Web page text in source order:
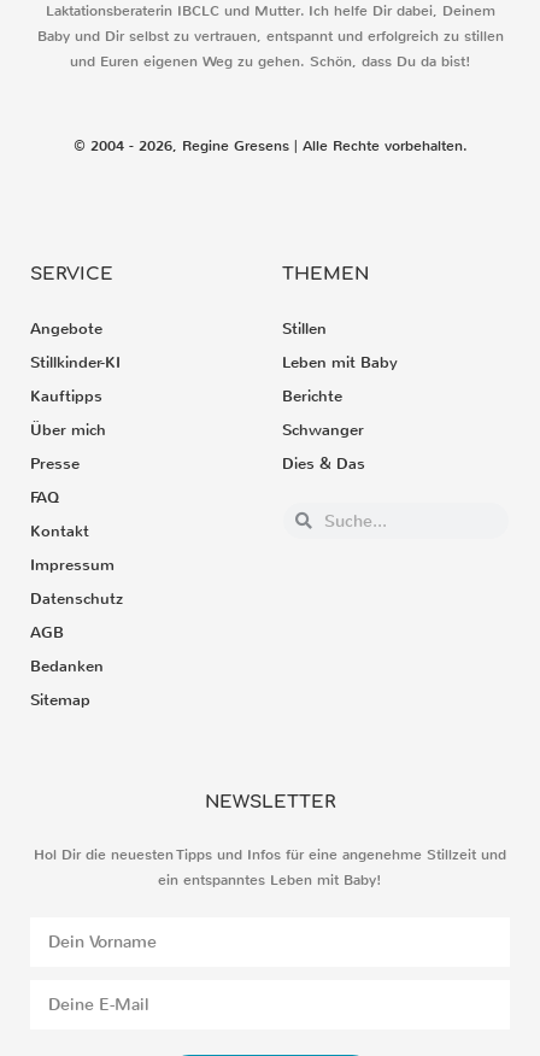
Laktationsberaterin IBCLC und Mutter. Ich helfe Dir dabei, Deinem
Baby und Dir selbst zu vertrauen, entspannt und erfolgreich zu stillen
und Euren eigenen Weg zu gehen. Schön, dass Du da bist!
© 2004 - 2026, Regine Gresens | Alle Rechte vorbehalten.
SERVICE
Angebote
Stillkinder-KI
Kauftipps
Über mich
Presse
FAQ
Kontakt
Impressum
Datenschutz
AGB
Bedanken
Sitemap
THEMEN
Stillen
Leben mit Baby
Berichte
Schwanger
Dies & Das
NEWSLETTER
Hol Dir die neuesten Tipps und Infos für eine angenehme Stillzeit und
ein entspanntes Leben mit Baby!